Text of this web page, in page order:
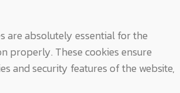
are absolutely essential for the
properly. These cookies ensure
and security features of the website,